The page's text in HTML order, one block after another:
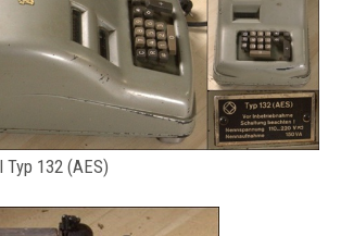
Typ 132 (AES)